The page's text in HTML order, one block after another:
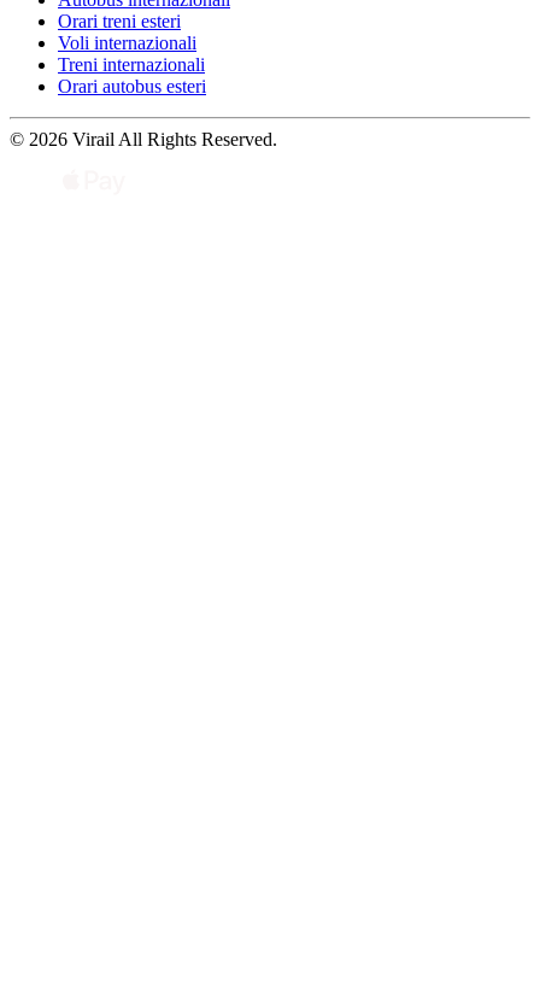
Orari treni esteri
Voli internazionali
Treni internazionali
Orari autobus esteri
© 2026 Virail All Rights Reserved.